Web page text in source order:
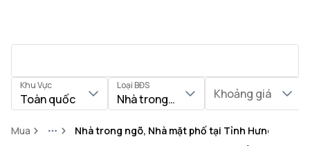
Khu Vực
Toàn quốc
Loại BĐS
Nhà trong ngõ, Nhà mặt phố
Khoảng giá
Mua MoreNhà trong ngõ, Nhà mặt phố tại Tỉnh Hưng Yên